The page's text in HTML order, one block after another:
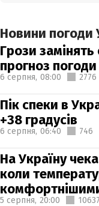
Новини погоди
Грози
прогноз
6 серпня, 08:00 2776
Пік спеки в
+38 градусів
6 серпня, 06:40 746
На Україну
коли
5 серпня, 20:00 10637